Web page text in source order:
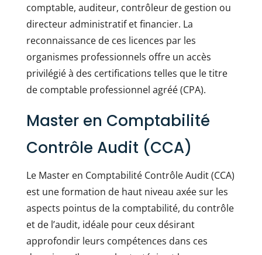
comptable, auditeur, contrôleur de gestion ou
directeur administratif et financier. La
reconnaissance de ces licences par les
organismes professionnels offre un accès
privilégié à des certifications telles que le titre
de comptable professionnel agréé (CPA).
Master en Comptabilité
Contrôle Audit (CCA)
Le Master en Comptabilité Contrôle Audit (CCA)
est une formation de haut niveau axée sur les
aspects pointus de la comptabilité, du contrôle
et de l’audit, idéale pour ceux désirant
approfondir leurs compétences dans ces